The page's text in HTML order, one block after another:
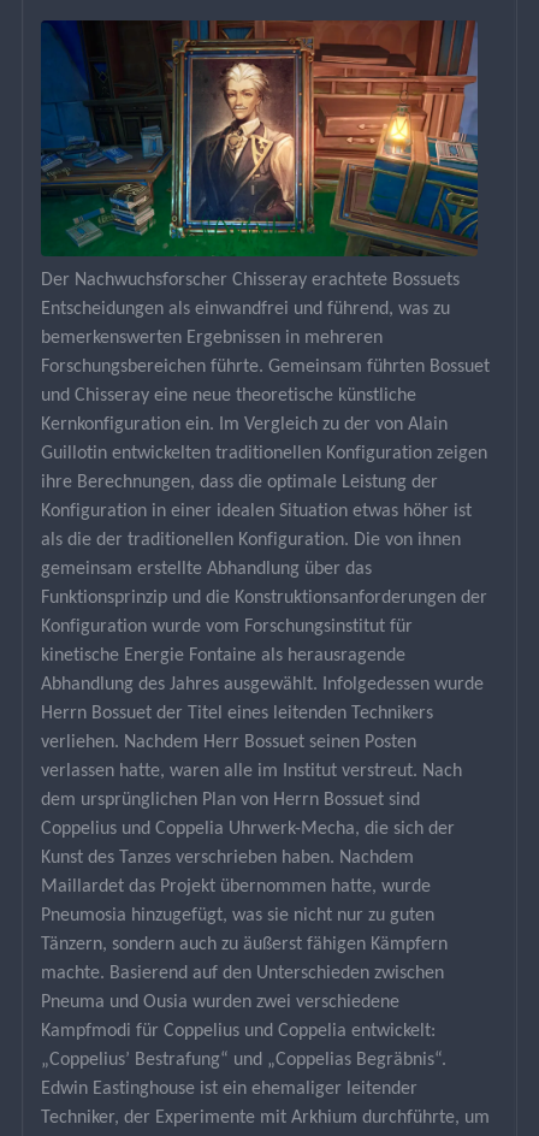
Der Nachwuchsforscher Chisseray erachtete Bossuets
Entscheidungen als einwandfrei und führend, was zu
bemerkenswerten Ergebnissen in mehreren
Forschungsbereichen führte. Gemeinsam führten Bossuet
und Chisseray eine neue theoretische künstliche
Kernkonfiguration ein. Im Vergleich zu der von Alain
Guillotin entwickelten traditionellen Konfiguration zeigen
ihre Berechnungen, dass die optimale Leistung der
Konfiguration in einer idealen Situation etwas höher ist
als die der traditionellen Konfiguration. Die von ihnen
gemeinsam erstellte Abhandlung über das
Funktionsprinzip und die Konstruktionsanforderungen der
Konfiguration wurde vom Forschungsinstitut für
kinetische Energie Fontaine als herausragende
Abhandlung des Jahres ausgewählt. Infolgedessen wurde
Herrn Bossuet der Titel eines leitenden Technikers
verliehen. Nachdem Herr Bossuet seinen Posten
verlassen hatte, waren alle im Institut verstreut. Nach
dem ursprünglichen Plan von Herrn Bossuet sind
Coppelius und Coppelia Uhrwerk-Mecha, die sich der
Kunst des Tanzes verschrieben haben. Nachdem
Maillardet das Projekt übernommen hatte, wurde
Pneumosia hinzugefügt, was sie nicht nur zu guten
Tänzern, sondern auch zu äußerst fähigen Kämpfern
machte. Basierend auf den Unterschieden zwischen
Pneuma und Ousia wurden zwei verschiedene
Kampfmodi für Coppelius und Coppelia entwickelt:
„Coppelius’ Bestrafung“ und „Coppelias Begräbnis“.
Edwin Eastinghouse ist ein ehemaliger leitender
Techniker, der Experimente mit Arkhium durchführte, um